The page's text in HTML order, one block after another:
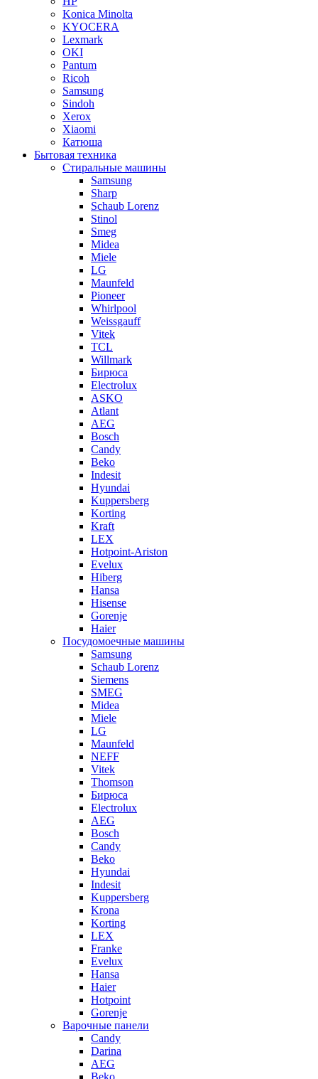
Konica Minolta
KYOCERA
Lexmark
OKI
Pantum
Ricoh
Samsung
Sindoh
Xerox
Xiaomi
Катюша
Бытовая техника
Стиральные машины
Samsung
Sharp
Schaub Lorenz
Stinol
Smeg
Midea
Miele
LG
Maunfeld
Pioneer
Whirlpool
Weissgauff
Vitek
TCL
Willmark
Бирюса
Electrolux
ASKO
Atlant
AEG
Bosch
Candy
Beko
Indesit
Hyundai
Kuppersberg
Korting
Kraft
LEX
Hotpoint-Ariston
Evelux
Hiberg
Hansa
Hisense
Gorenje
Haier
Посудомоечные машины
Samsung
Schaub Lorenz
Siemens
SMEG
Midea
Miele
LG
Maunfeld
NEFF
Vitek
Thomson
Бирюса
Electrolux
AEG
Bosch
Candy
Beko
Hyundai
Indesit
Kuppersberg
Krona
Korting
LEX
Franke
Evelux
Hansa
Haier
Hotpoint
Gorenje
Варочные панели
Candy
Darina
AEG